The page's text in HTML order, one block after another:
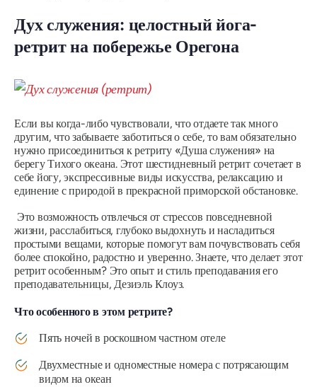
Дух служения: целостный йога-
ретрит на побережье Орегона
Если вы когда-либо чувствовали, что отдаете так много
другим, что забываете заботиться о себе, то вам обязательно
нужно присоединиться к ретриту «Душа служения» на
берегу Тихого океана. Этот шестидневный ретрит сочетает в
себе йогу, экспрессивные виды искусства, релаксацию и
единение с природой в прекрасной приморской обстановке.
Это возможность отвлечься от стрессов повседневной
жизни, расслабиться, глубоко выдохнуть и насладиться
простыми вещами, которые помогут вам почувствовать себя
более спокойно, радостно и уверенно. Знаете, что делает этот
ретрит особенным? Это опыт и стиль преподавания его
преподавательницы, Дезиэль Клоуз.
Что особенного в этом ретрите?
Пять ночей в роскошном частном отеле
Двухместные и одноместные номера с потрясающим
видом на океан